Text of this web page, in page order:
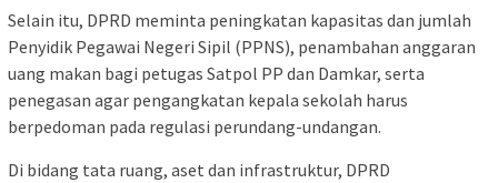
Selain itu, DPRD meminta peningkatan kapasitas dan jumlah
Penyidik Pegawai Negeri Sipil (PPNS), penambahan anggaran
uang makan bagi petugas Satpol PP dan Damkar, serta
penegasan agar pengangkatan kepala sekolah harus
berpedoman pada regulasi perundang-undangan.
Di bidang tata ruang, aset dan infrastruktur, DPRD